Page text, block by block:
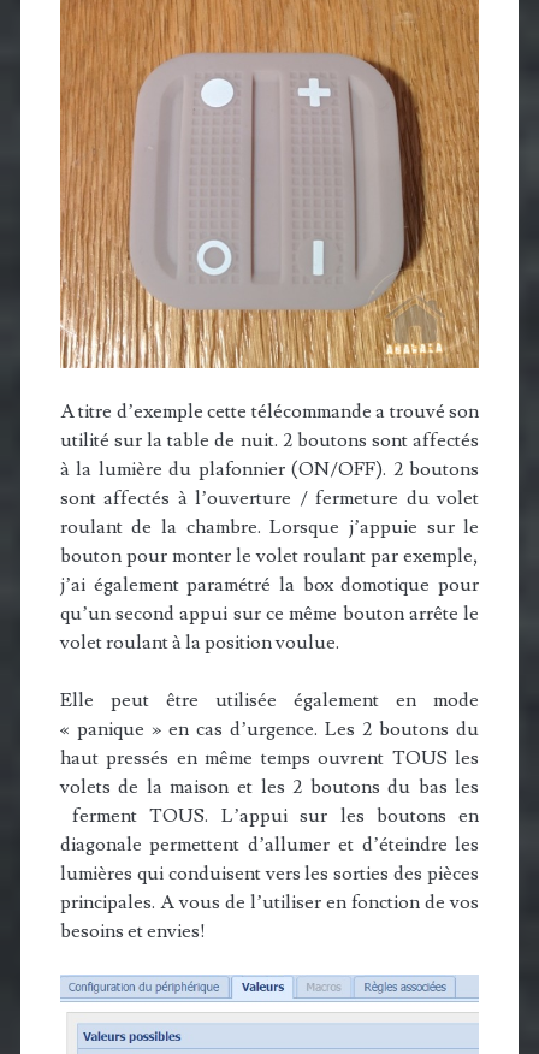
A titre d’exemple cette télécommande a trouvé son
utilité sur la table de nuit. 2 boutons sont affectés
à la lumière du plafonnier (ON/OFF). 2 boutons
sont affectés à l’ouverture / fermeture du volet
roulant de la chambre. Lorsque j’appuie sur le
bouton pour monter le volet roulant par exemple,
j’ai également paramétré la box domotique pour
qu’un second appui sur ce même bouton arrête le
volet roulant à la position voulue.
Elle peut être utilisée également en mode
« panique » en cas d’urgence. Les 2 boutons du
haut pressés en même temps ouvrent TOUS les
volets de la maison et les 2 boutons du bas les
ferment TOUS. L’appui sur les boutons en
diagonale permettent d’allumer et d’éteindre les
lumières qui conduisent vers les sorties des pièces
principales. A vous de l’utiliser en fonction de vos
besoins et envies!